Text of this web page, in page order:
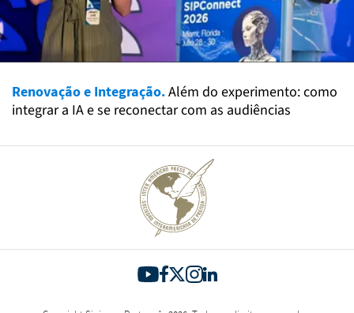
Renovação e Integração.Além do experimento: como
integrar a IA e se reconectar com as audiências